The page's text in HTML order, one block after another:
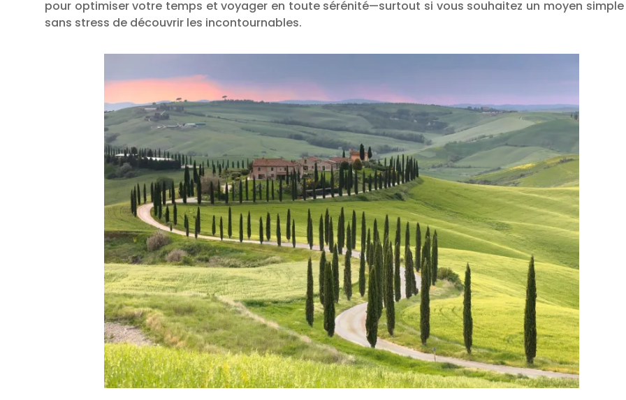
pour optimiser votre temps et voyager en toute sérénité—surtout si vous souhaitez un moyen
sans stress de découvrir les incontournables.